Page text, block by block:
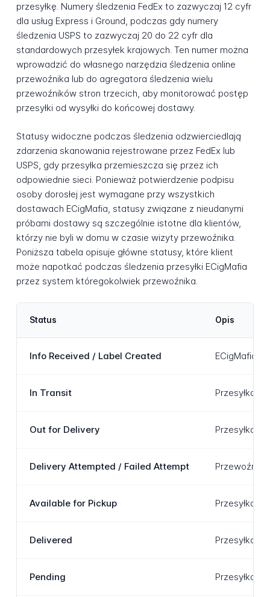
przesyłkę. Numery śledzenia FedEx to zazwyczaj 12 cyfr
dla usług Express i Ground, podczas gdy numery
śledzenia USPS to zazwyczaj 20 do 22 cyfr dla
standardowych przesyłek krajowych. Ten numer można
wprowadzić do własnego narzędzia śledzenia online
przewoźnika lub do agregatora śledzenia wielu
przewoźników stron trzecich, aby monitorować postęp
przesyłki od wysyłki do końcowej dostawy.
Statusy widoczne podczas śledzenia odzwierciedlają
zdarzenia skanowania rejestrowane przez FedEx lub
USPS, gdy przesyłka przemieszcza się przez ich
odpowiednie sieci. Ponieważ potwierdzenie podpisu
osoby dorosłej jest wymagane przy wszystkich
dostawach ECigMafia, statusy związane z nieudanymi
próbami dostawy są szczególnie istotne dla klientów,
którzy nie byli w domu w czasie wizyty przewoźnika.
Poniższa tabela opisuje główne statusy, które klient
może napotkać podczas śledzenia przesyłki ECigMafia
przez system któregokolwiek przewoźnika.
Status Opis
Info Received / Label Created ECigMafia
In Transit Przesyłka
Out for Delivery Przesyłka
Delivery Attempted / Failed Attempt Przewoźnik
Available for Pickup Przesyłka
Delivered Przesyłka
Pending Przesyłka